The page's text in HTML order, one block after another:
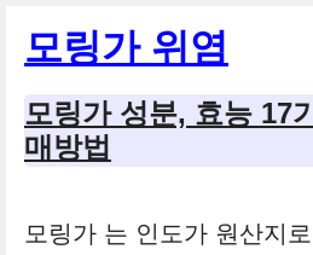
텐
로
건
뛰
모링가 위염
모링가 성분, 효능 17
매방법
모링가 는 인도가 원산지